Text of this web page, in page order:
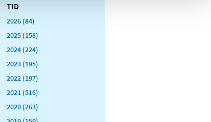
TID
2026 (84)
2025 (158)
2024 (224)
2023 (195)
2022 (197)
2021 (516)
2020 (263)